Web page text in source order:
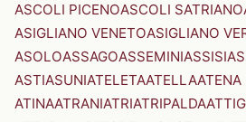
ASCOLI PICENOASCOLI SATRIANO
ASIGLIANO VENETOASIGLIANO
ASOLOASSAGOASSEMINIASSISI
ASTIASUNIATELETAATELLA
ATINAATRANIATRIATRIPALDA